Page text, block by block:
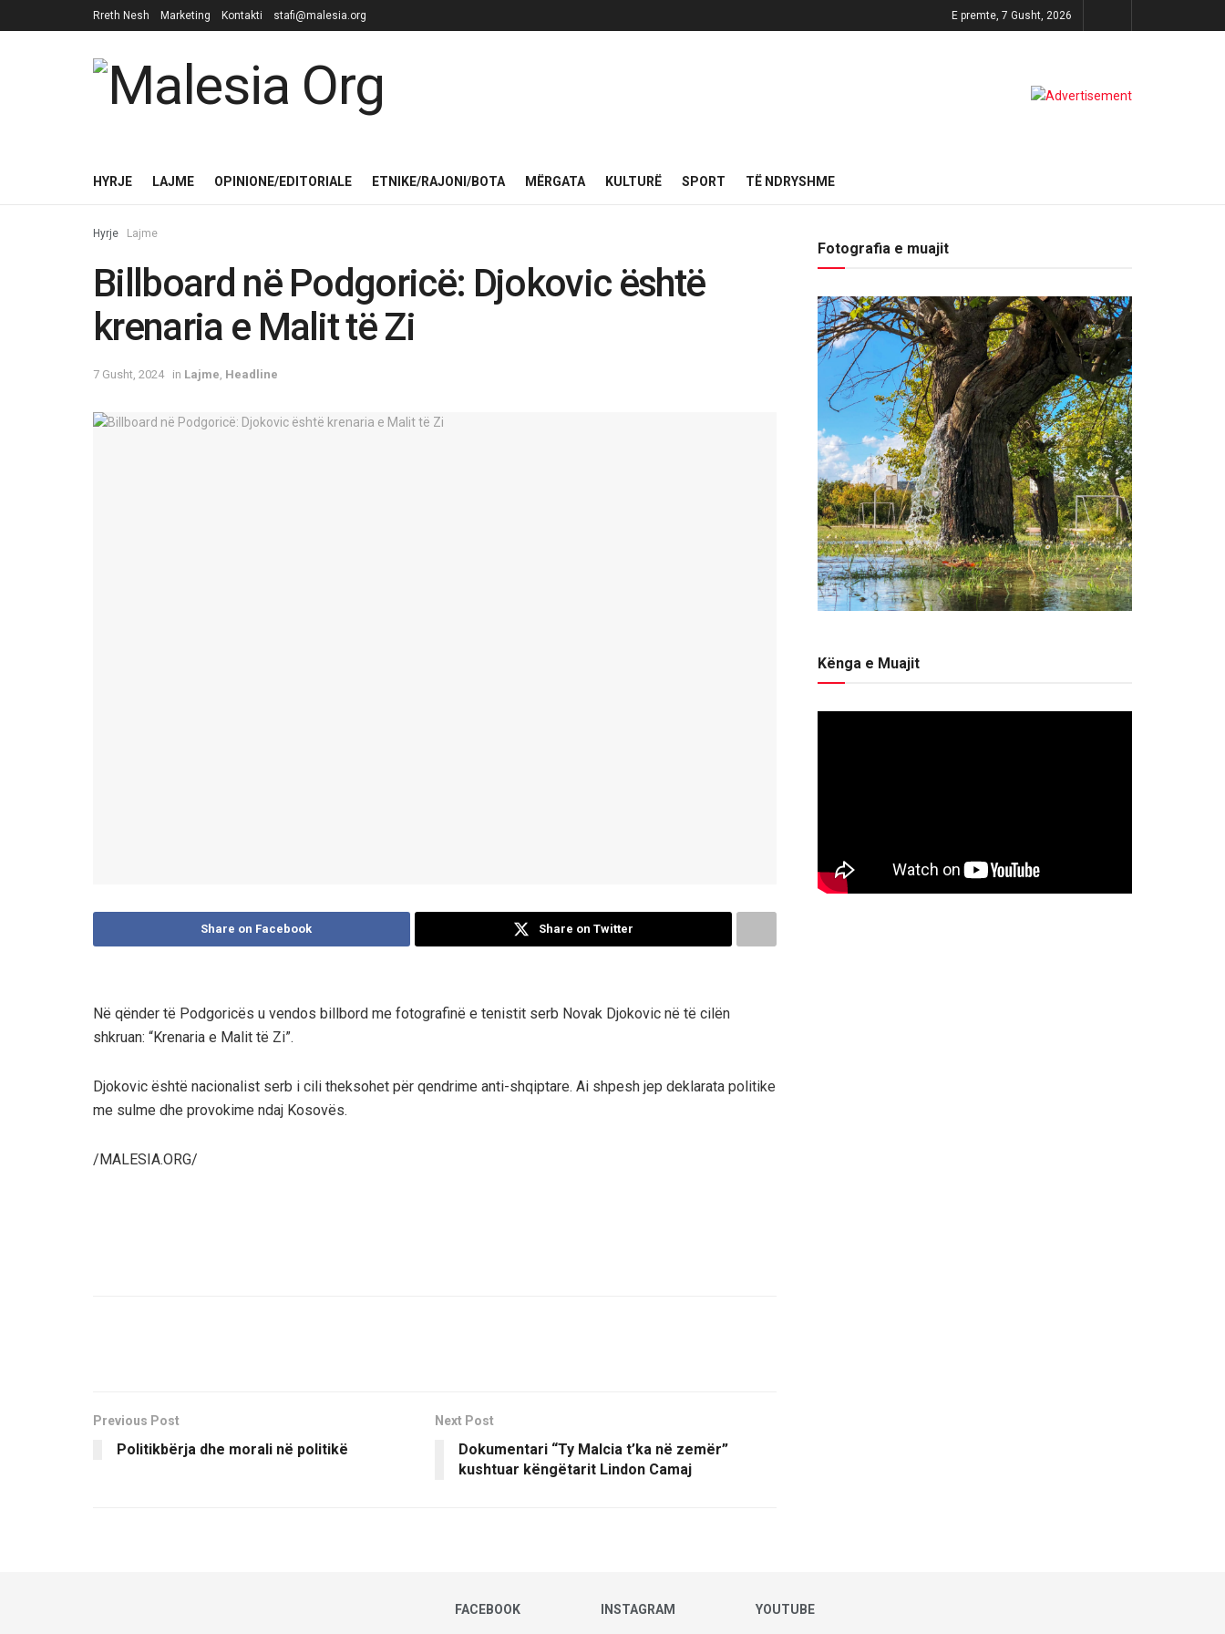
Rreth Nesh Marketing Kontakti stafi@malesia.org E premte, 7 Gusht, 2026
HYRJE LAJME OPINIONE/EDITORIALE ETNIKE/RAJONI/BOTA MËRGATA KULTURË SPORT TË NDRYSHME
Hyrje Lajme
Billboard në Podgoricë: Djokovic është
krenaria e Malit të Zi
7 Gusht, 2024 in Lajme Headline
Share on Facebook Share on Twitter
Në qënder të Podgoricës u vendos billbord me fotografinë e tenistit serb Novak Djokovic në të cilën
shkruan: “Krenaria e Malit të Zi”.
Djokovic është nacionalist serb i cili theksohet për qendrime anti-shqiptare. Ai shpesh jep deklarata politike
me sulme dhe provokime ndaj Kosovës.
/MALESIA.ORG/
Previous Post
Politikbërja dhe morali në politikë
Next Post
Dokumentari “Ty Malcia t’ka në zemër”
kushtuar këngëtarit Lindon Camaj
Fotografia e muajit
Kënga e Muajit
FACEBOOK INSTAGRAM YOUTUBE